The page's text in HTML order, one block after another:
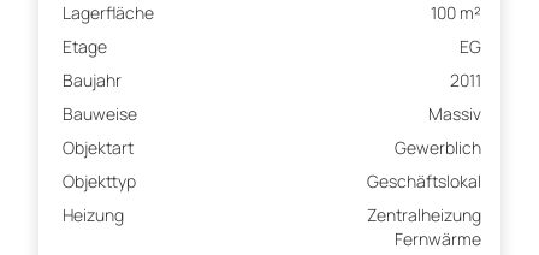
Lagerfläche
100 m²
Etage
EG
Baujahr
2011
Bauweise
Massiv
Objektart
Gewerblich
Objekttyp
Geschäftslokal
Heizung
Zentralheizung
Fernwärme